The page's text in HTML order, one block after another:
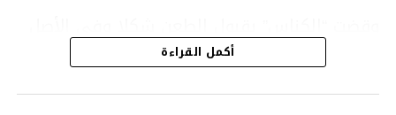
ونقض القرار الصادر عن المكتب الجامعي وإعادة
إحتساب النقاط المسجلة من قبل السباحين إيميل
الفوزاعي ومرام وزينب السويسي في نطاق
أكمل القراءة